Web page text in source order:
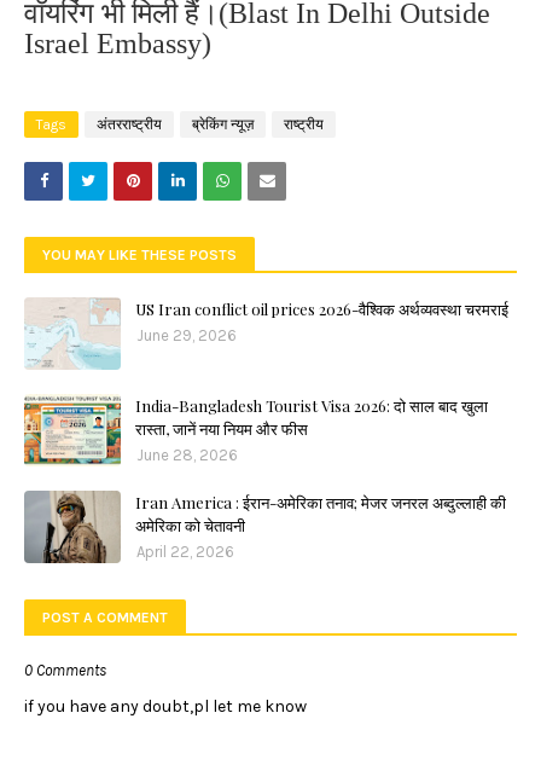
वॉयरिंग भी मिली हैं।(Blast In Delhi Outside
Israel Embassy)
Tags अंतरराष्ट्रीय ब्रेकिंग न्यूज़ राष्ट्रीय
YOU MAY LIKE THESE POSTS
US Iran conflict oil prices 2026-वैश्विक अर्थव्यवस्था चरमराई
June 29, 2026
India-Bangladesh Tourist Visa 2026: दो साल बाद खुला
रास्ता, जानें नया नियम और फीस
June 28, 2026
Iran America : ईरान-अमेरिका तनाव; मेजर जनरल अब्दुल्लाही की
अमेरिका को चेतावनी
April 22, 2026
POST A COMMENT
0 Comments
if you have any doubt,pl let me know